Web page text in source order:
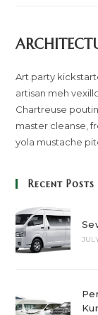
Art party
artisan meh
Chartreuse
master cleanse,
yola mustache
Recent Posts